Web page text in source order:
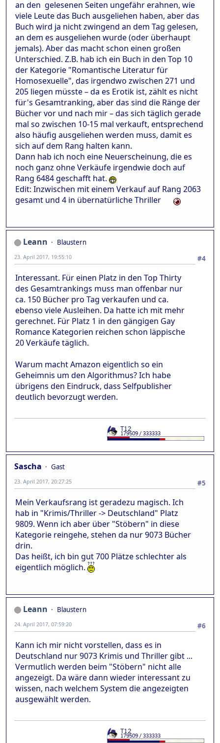
an den gelesenen Seiten ungefähr erahnen, wie
viele Leute das Buch ausgeliehen haben, aber das
Buch wird ja nicht zwingend an dem Tag gelesen,
an dem es ausgeliehen wurde (oder überhaupt
jemals). Aber das macht schon einen großen
Unterschied. Z.B. hab ich ein Buch in den Top 10
der Kategorie "Romantische Literatur für
Homosexuelle", das irgendwo zwischen 271 und
205 liegen müsste – da es Erotik ist, zählt es nicht
für's Gesamtranking, aber das sind die Ränge der
Bücher vor und nach mir – das sich täglich gerade
mal so zwischen 10-15 mal verkauft, entsprechend
also häufig ausgeliehen werden muss, damit es
sich auf dem Rang halten kann.
Dann hab ich noch eine Neuerscheinung, die es
noch ganz ohne Verkäufe irgendwie doch auf
Rang 6484 geschafft hat.
Edit: Inzwischen mit einem Verkauf auf Rang 2063
gesamt und 4 in übernatürliche Thriller
Leann
Blaustern
#4
23. April 2017, 19:55:10
Interessant. Für einen Platz in den Top Thirty
des Gesamtrankings muss man offenbar nur
ca. 150 Bücher pro Tag verkaufen und ca.
ebenso viele Ausleihen. Da hatte ich mit mehr
gerechnet. Für Platz 1 in den gängigen Gay
Romance Kategorien reichen schon läppische
20 Verkäufe täglich.
Warum macht Amazon eigentlich so ein
Geheimnis um den Algorithmus? Ich habe
übrigens den Eindruck, dass Selfpublisher
deutlich bevorzugt werden.
Sascha
Gast
#5
23. April 2017, 20:27:25
Mein Verkaufsrang ist geradezu magisch. Ich
hab in "Krimis/Thriller -> Deutschland" Platz
9809. Wenn ich aber über "Stöbern" in diese
Kategorie reingehe, stehen da nur 9073 Bücher
drin.
Das heißt, ich bin gut 700 Plätze schlechter als
eigentlich möglich.
Leann
Blaustern
#6
24. April 2017, 07:59:20
Kann ich mir nicht vorstellen, dass es in
Deutschland nur 9073 Krimis und Thriller gibt ...
Vermutlich werden beim "Stöbern" nicht alle
angezeigt. Da wäre dann wieder interessant zu
wissen, nach welchem System die angezeigten
ausgewählt werden.